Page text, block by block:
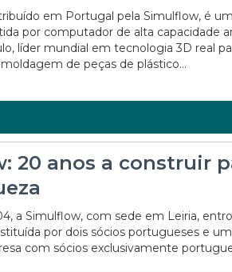
em Portugal pela Simulflow, é
por computador de alta capacidade
líder mundial em tecnologia 3D real
de peças de plástico...
20 anos a construir
a Simulflow, com sede em Leiria,
por dois sócios portugueses e
com sócios exclusivamente